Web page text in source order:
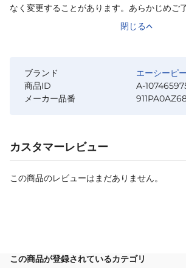
なく変更することがあります。あらかじめご
閉じる
ブランド
エーシーピ
商品ID
A-
メーカー品番
カスタマーレビュー
この商品のレビューはまだありません。
この商品が登録されているカテゴリ